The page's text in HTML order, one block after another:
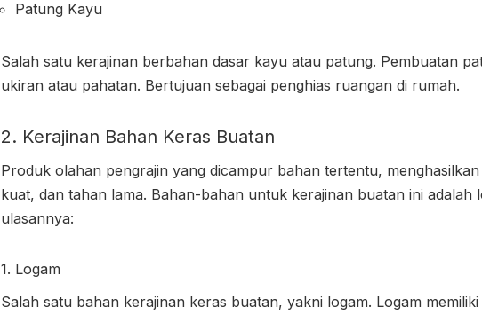
Patung Kayu
Salah satu kerajinan berbahan dasar kayu atau patung. Pembuatan
ukiran atau pahatan. Bertujuan sebagai penghias ruangan di rumah.
2. Kerajinan Bahan Keras Buatan
Produk olahan pengrajin yang dicampur bahan tertentu,
kuat, dan tahan lama. Bahan-bahan untuk kerajinan buatan ini adalah
ulasannya:
1. Logam
Salah satu bahan kerajinan keras buatan, yakni logam. Logam